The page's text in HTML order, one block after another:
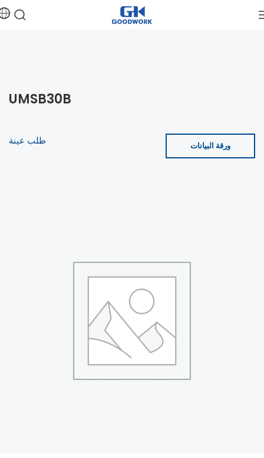
UMSB30B
طلب عينة ورقة البيانات